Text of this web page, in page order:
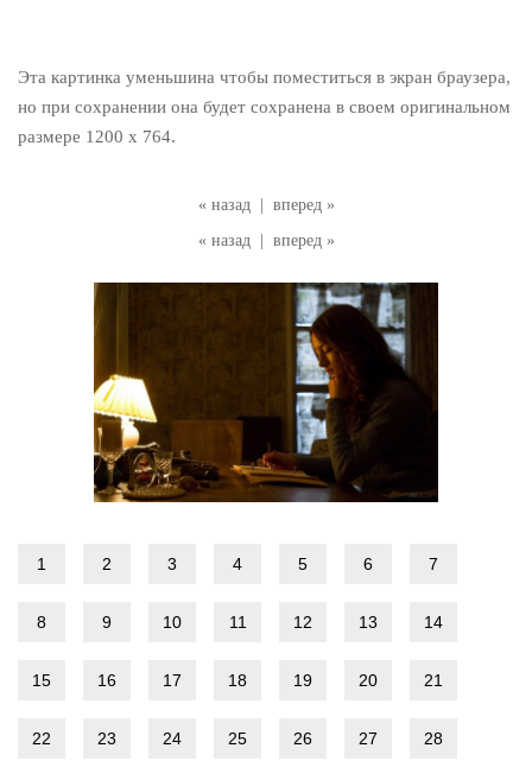
« назад
вперед »
« назад
вперед »
Эта картинка уменьшина чтобы поместиться в экран браузера,
но при сохранении она будет сохранена в своем оригинальном
размере 1200 x 764.
1 2 3 4 5 6 7
8 9 10 11 12 13 14
15 16 17 18 19 20 21
22 23 24 25 26 27 28